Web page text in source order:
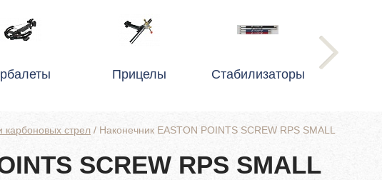
Прицелы Стабилизаторы
стрел / Наконечник EASTON POINTS SCREW RPS SMALL
SCREW RPS SMALL